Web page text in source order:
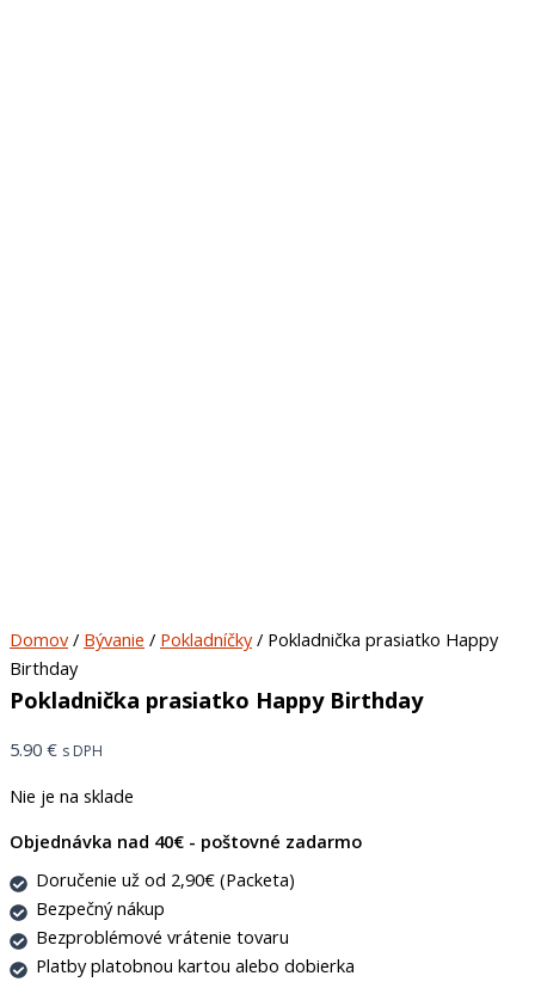
Domov/ Bývanie / Pokladníčky/ Pokladnička prasiatko Happy
Birthday
Pokladnička prasiatko Happy Birthday
5.90 € s DPH
Nie je na sklade
Objednávka nad 40€ - poštovné zadarmo
Doručenie už od 2,90€ (Packeta)
Bezpečný nákup
Bezproblémové vrátenie tovaru
Platby platobnou kartou alebo dobierka